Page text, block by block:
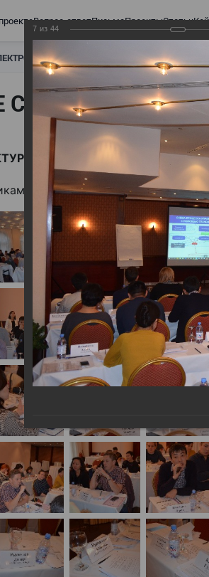
Вопрос-ответПисьмаПроектыСтатьи
СЧЕТА-ФАКТУРЫ. ВИРТУАЛЬНЫЙ
СЧЕТА-
ВИРТУАЛЬНЫЙ СКЛАД.
7 из 44